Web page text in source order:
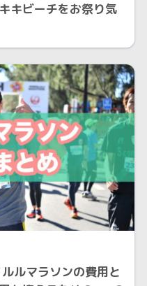
キビーチをお祭り気
ルマラソンの費用と